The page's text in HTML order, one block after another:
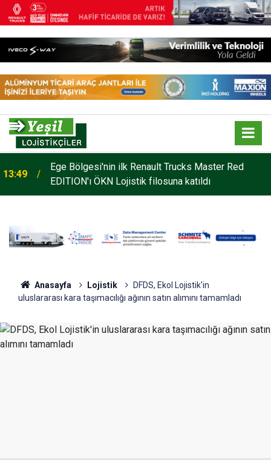
13:49
Ege Bölgesi'nin ilk Renault Trucks Master Red
EDITION'ı ÖKN Lojistik filosuna katıldı
Anasayfa Lojistik
DFDS, Ekol Lojistik'in
uluslararası kara taşımacılığı ağının satın alımını tamamladı